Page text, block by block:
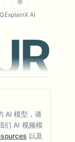
ExplainX AI
AI 模型，请
们 AI 视频模
以及